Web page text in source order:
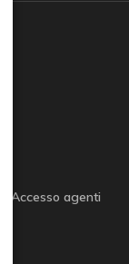
Accesso agenti